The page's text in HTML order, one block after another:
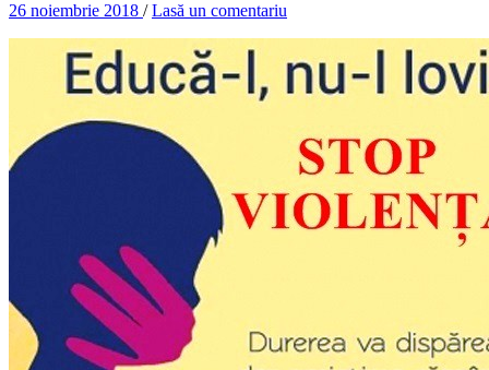
26 noiembrie 2018 /Lasă un comentariu